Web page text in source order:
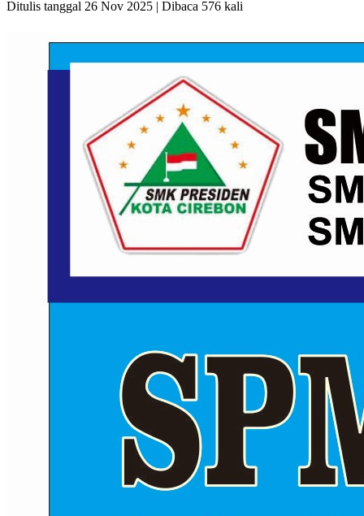
Ditulis tanggal 26 Nov 2025 | Dibaca 576 kali